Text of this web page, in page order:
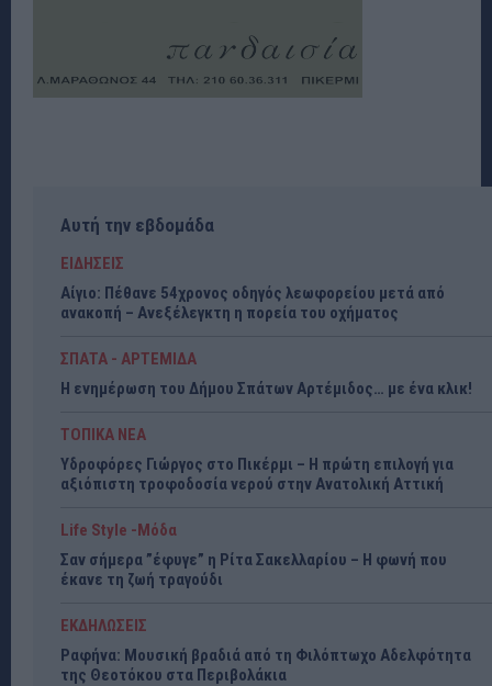
Αυτή την εβδομάδα
ΕΙΔΗΣΕΙΣ
Αίγιο: Πέθανε 54χρονος οδηγός λεωφορείου μετά από
ανακοπή – Ανεξέλεγκτη η πορεία του οχήματος
ΣΠΑΤΑ - ΑΡΤΕΜΙΔΑ
Η ενημέρωση του Δήμου Σπάτων Αρτέμιδος… με ένα κλικ!
ΤΟΠΙΚΑ ΝΕΑ
Υδροφόρες Γιώργος στο Πικέρμι – Η πρώτη επιλογή για
αξιόπιστη τροφοδοσία νερού στην Ανατολική Αττική
Life Style -Μόδα
Σαν σήμερα ”έφυγε” η Ρίτα Σακελλαρίου – Η φωνή που
έκανε τη ζωή τραγούδι
ΕΚΔΗΛΩΣΕΙΣ
Ραφήνα: Μουσική βραδιά από τη Φιλόπτωχο Αδελφότητα
της Θεοτόκου στα Περιβολάκια